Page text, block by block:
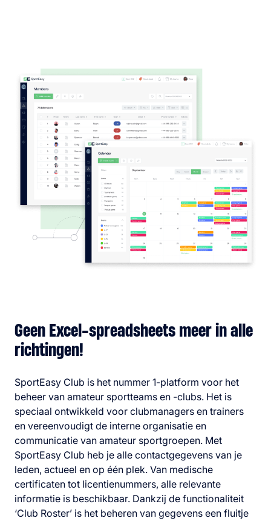
Geen Excel-spreadsheets meer in alle
richtingen!
SportEasy Club is het nummer 1-platform voor het
beheer van amateur sportteams en -clubs. Het is
speciaal ontwikkeld voor clubmanagers en trainers
en vereenvoudigt de interne organisatie en
communicatie van amateur sportgroepen. Met
SportEasy Club heb je alle contactgegevens van je
leden, actueel en op één plek. Van medische
certificaten tot licentienummers, alle relevante
informatie is beschikbaar. Dankzij de functionaliteit
‘Club Roster’ is het beheren van gegevens een fluitje